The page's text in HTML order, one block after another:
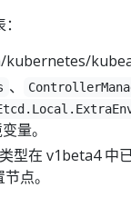
、
量。
型在 v1beta4 中
点。